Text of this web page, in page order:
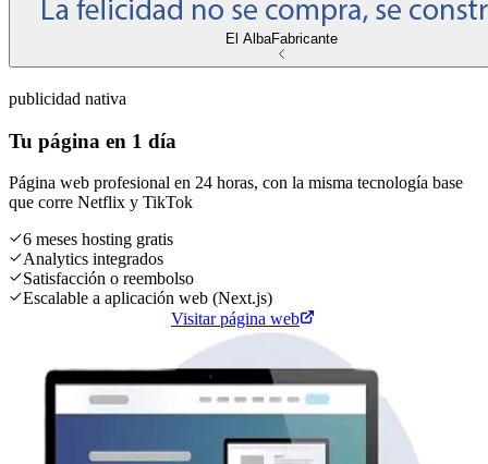
El AlbaFabricante
publicidad nativa
Tu página en 1 día
Página web profesional en 24 horas, con la misma tecnología base
que corre Netflix y TikTok
6 meses hosting gratis
Analytics integrados
Satisfacción o reembolso
Escalable a aplicación web (Next.js)
Visitar página web